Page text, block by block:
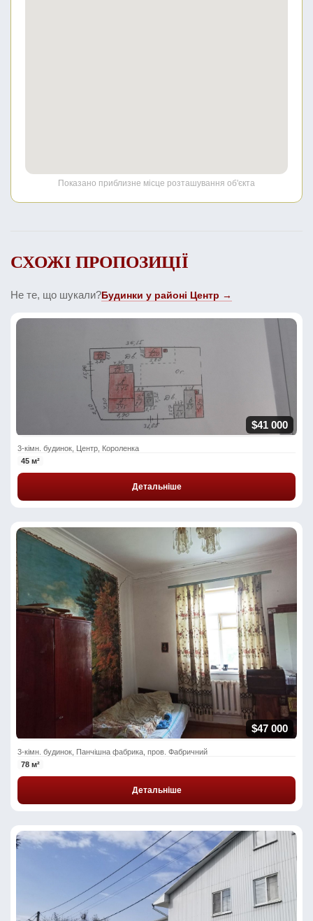
Показано приблизне місце розташування об'єкта
СХОЖІ ПРОПОЗИЦІЇ
Не те, що шукали?Будинки у районі Центр →
$41 000
3-кімн. будинок, Центр, Короленка
45 м²
Детальніше
$47 000
3-кімн. будинок, Панчішна фабрика, пров. Фабричний
78 м²
Детальніше